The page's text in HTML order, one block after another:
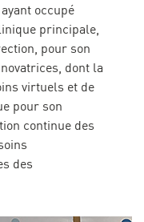
occupé
principale,
pour son
dont la
virtuels et de
pour son
continue des
des